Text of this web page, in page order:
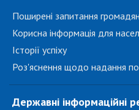
Поширені запитання громадян
Корисна інформація для
Історії успіху
Роз'яснення щодо надання
Державні інформаційні